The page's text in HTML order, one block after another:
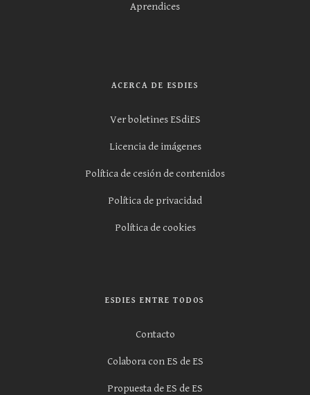
Aprendices
ACERCA DE ESDIES
Ver boletines ESdiES
Licencia de imágenes
Política de cesión de contenidos
Política de privacidad
Política de cookies
ESDIES ENTRE TODOS
Contacto
Colabora con ES de ES
Propuesta de ES de ES